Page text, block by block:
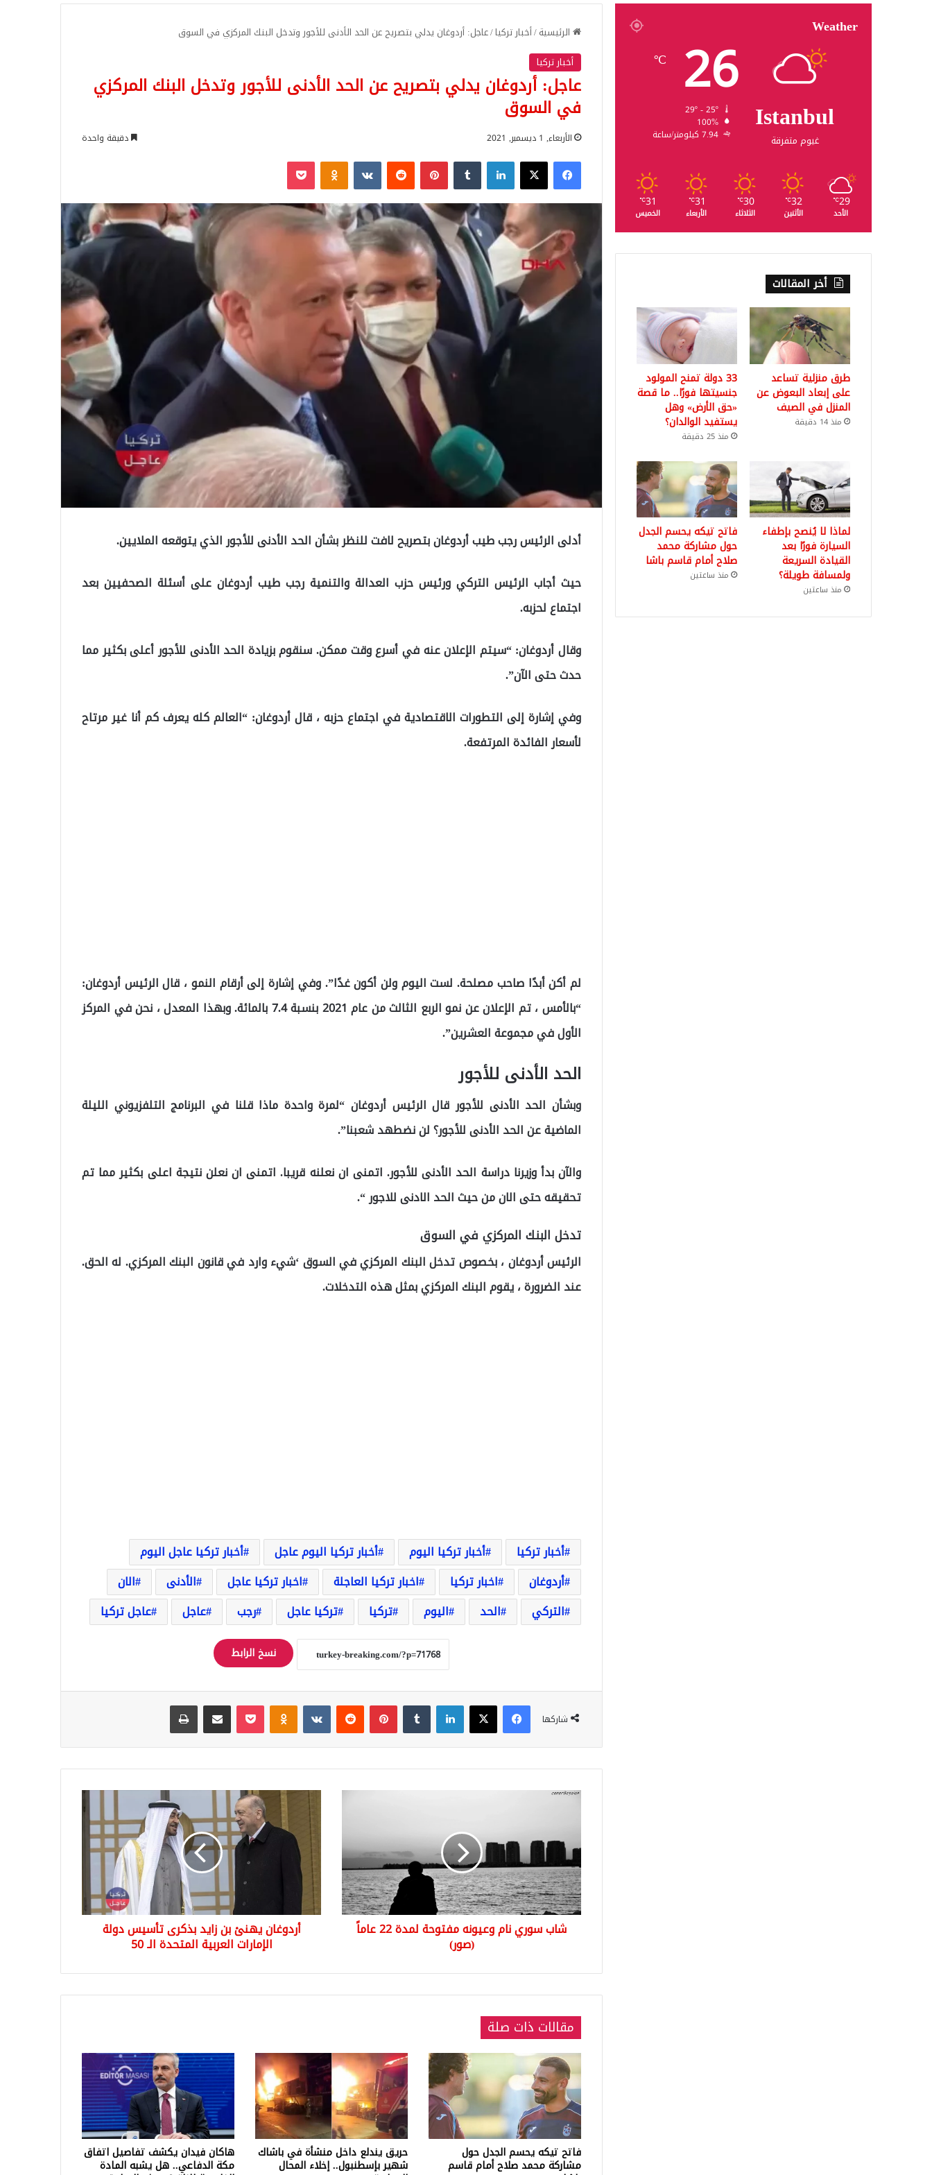
الرئيسية/أخبار تركيا/عاجل: أردوغان يدلي بتصريح عن الحد الأدنى للأجور وتدخل البنك المركزي في السوق
أخبار تركيا
عاجل: أردوغان يدلي بتصريح عن الحد الأدنى للأجور وتدخل البنك المركزي
في السوق
الأربعاء, 1 ديسمبر, 2021 دقيقة واحدة
فيسبوك‫X لينكدإن بينتيريست Odnoklassniki
‫Pocket
أدلى الرئيس رجب طيب أردوغان بتصريح لافت للنظر بشأن الحد الأدنى للأجور الذي يتوقعه الملايين.
حيث أجاب الرئيس التركي ورئيس حزب العدالة والتنمية رجب طيب أردوغان على أسئلة الصحفيين بعد
اجتماع لحزبه.
وقال أردوغان: “سيتم الإعلان عنه في أسرع وقت ممكن. سنقوم بزيادة الحد الأدنى للأجور أعلى بكثير مما
حدث حتى الآن”.
وفي إشارة إلى التطورات الاقتصادية في اجتماع حزبه ، قال أردوغان: “العالم كله يعرف كم أنا غير مرتاح
لأسعار الفائدة المرتفعة.
لم أكن أبدًا صاحب مصلحة. لست اليوم ولن أكون غدًا”. وفي إشارة إلى أرقام النمو ، قال الرئيس أردوغان:
“بالأمس ، تم الإعلان عن نمو الربع الثالث من عام 2021 بنسبة 7.4 بالمائة. وبهذا المعدل ، نحن في المركز
الأول في مجموعة العشرين”.
الحد الأدنى للأجور
وبشأن الحد الأدنى للأجور قال الرئيس أردوغان “لمرة واحدة ماذا قلنا في البرنامج التلفزيوني الليلة
الماضية عن الحد الأدنى للأجور؟ لن نضطهد شعبنا”.
والآن بدأ وزيرنا دراسة الحد الأدنى للأجور. اتمنى ان نعلنه قريبا. اتمنى ان نعلن نتيجة اعلى بكثير مما تم
تحقيقه حتى الان من حيث الحد الادنى للاجور “.
تدخل البنك المركزي في السوق
الرئيس أردوغان ، بخصوص تدخل البنك المركزي في السوق ‘شيء وارد في قانون البنك المركزي. له الحق.
عند الضرورة ، يقوم البنك المركزي بمثل هذه التدخلات.
أخبار تركيا أخبار تركيا اليوم أخبار تركيا اليوم عاجل
أخبار تركيا عاجل اليوم
أردوغان
اخبار تركيا اخبار تركيا العاجلة اخبار تركيا عاجل الأدنى
الان
التركي
الحد اليوم تركيا تركيا عاجل رجب عاجل عاجل تركيا
نسخ الرابط
شاركها
فيسبوك‫X لينكدإن بينتيريست Odnoklassniki
‫Pocket مشاركة عبر البريد طباعة
شاب
وعيونه
مفتوحة
لمدة
22
عاماً
(صور)
شاب سوري نام وعيونه مفتوحة لمدة 22 عاماً
(صور)
أردوغان
يهنئ
زايد
بذكرى
تأسيس
دولة
الإمارات
العربية
المتحدةأردوغان يهنئ بن زايد بذكرى تأسيس دولة
الإمارات العربية المتحدة الـ 50
مقالات ذات صلة
فاتح تيكه يحسم الجدل حول
مشاركة محمد صلاح أمام قاسم
حريق يندلع داخل منشأة في باشاك
شهير بإسطنبول.. إخلاء المحال
هاكان فيدان يكشف تفاصيل اتفاق
مكة الدفاعي.. هل يشبه المادة
Weather
Istanbul
غيوم متفرقة
26
℃
100%
7.94 كيلومتر/ساعة
29
℃
الأحد
32
℃
الأثنين
30
℃
الثلاثاء
31
℃
الأربعاء
31
℃
الخميس
أخر المقالات
طرق منزلية تساعد
على إبعاد البعوض عن
المنزل في الصيف
منذ 14 دقيقة
33 دولة تمنح المولود
جنسيتها فورًا.. ما قصة
«حق الأرض» وهل
يستفيد الوالدان؟
منذ 25 دقيقة
لماذا لا يُنصح بإطفاء
السيارة فورًا بعد
القيادة السريعة
ولمسافة طويلة؟
منذ ساعتين
فاتح تيكه يحسم الجدل
حول مشاركة محمد
صلاح أمام قاسم باشا
منذ ساعتين